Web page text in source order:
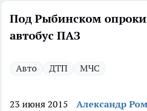
Под Рыбинском
автобус ПАЗ
Авто ДТП МЧС
23 июня 2015
Александр